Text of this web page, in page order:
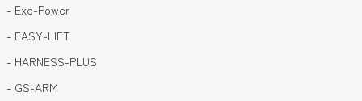
- Exo-Power
- EASY-LIFT
- HARNESS-PLUS
- GS-ARM